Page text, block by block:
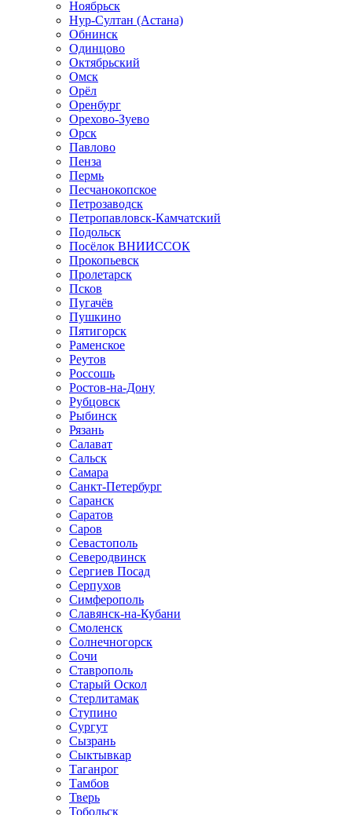
Ноябрьск
Нур-Султан (Астана)
Обнинск
Одинцово
Октябрьский
Омск
Орёл
Оренбург
Орехово-Зуево
Орск
Павлово
Пенза
Пермь
Песчанокопское
Петрозаводск
Петропавловск-Камчатский
Подольск
Посёлок ВНИИССОК
Прокопьевск
Пролетарск
Псков
Пугачёв
Пушкино
Пятигорск
Раменское
Реутов
Россошь
Ростов-на-Дону
Рубцовск
Рыбинск
Рязань
Салават
Сальск
Самара
Санкт-Петербург
Саранск
Саратов
Саров
Севастополь
Северодвинск
Сергиев Посад
Серпухов
Симферополь
Славянск-на-Кубани
Смоленск
Солнечногорск
Сочи
Ставрополь
Старый Оскол
Стерлитамак
Ступино
Сургут
Сызрань
Сыктывкар
Таганрог
Тамбов
Тверь
Тобольск